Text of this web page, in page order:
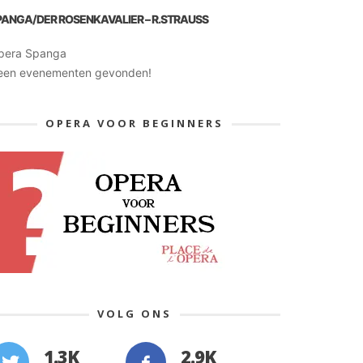
DER ROSENKAVALIER – R.STRAUSS
Spanga
evenementen gevonden!
OPERA VOOR BEGINNERS
VOLG ONS
1.3K